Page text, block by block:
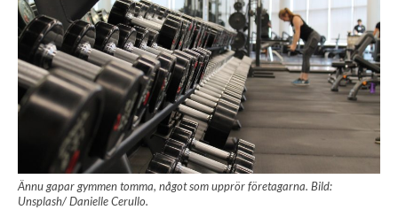
Ännu gapar gymmen tomma, något som upprör företagarna. Bild:
Unsplash/ Danielle Cerullo.